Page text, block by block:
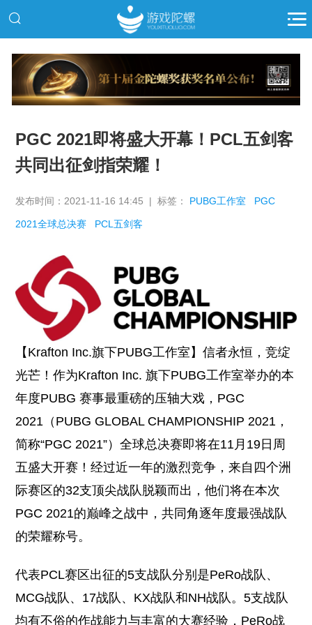
推广
PGC 2021即将盛大开幕！PCL五剑客
共同出征剑指荣耀！
发布时间：2021-11-16 14:45 | 标签： PUBG工作室 PGC
2021全球总决赛 PCL五剑客
【Krafton Inc.旗下PUBG工作室】信者永恒，竞绽
光芒！作为Krafton Inc. 旗下PUBG工作室举办的本
年度PUBG 赛事最重磅的压轴大戏，PGC
2021（PUBG GLOBAL CHAMPIONSHIP 2021，
简称“PGC 2021”）全球总决赛即将在11月19日周
五盛大开赛！经过近一年的激烈竞争，来自四个洲
际赛区的32支顶尖战队脱颖而出，他们将在本次
PGC 2021的巅峰之战中，共同角逐年度最强战队
的荣耀称号。
代表PCL赛区出征的5支战队分别是PeRo战队、
MCG战队、17战队、KX战队和NH战队。5支战队
均有不俗的作战能力与丰富的大赛经验，PeRo战